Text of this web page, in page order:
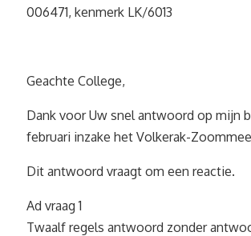
006471, kenmerk LK/6013
Geachte College,
Dank voor Uw snel antwoord op mijn
februari inzake het Volkerak-
Dit antwoord vraagt om een reactie.
Ad vraag 1
Twaalf regels antwoord zonder